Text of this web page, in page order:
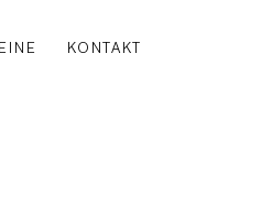
KONTAKT